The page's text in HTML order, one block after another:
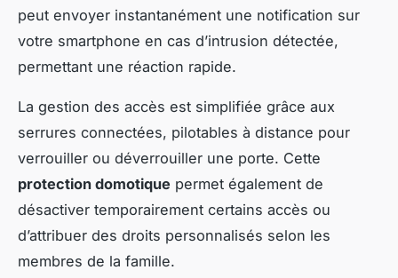
peut envoyer instantanément une notification sur
votre smartphone en cas d’intrusion détectée,
permettant une réaction rapide.
La gestion des accès est simplifiée grâce aux
serrures connectées, pilotables à distance pour
verrouiller ou déverrouiller une porte. Cette
protection domotique permet également de
désactiver temporairement certains accès ou
d’attribuer des droits personnalisés selon les
membres de la famille.